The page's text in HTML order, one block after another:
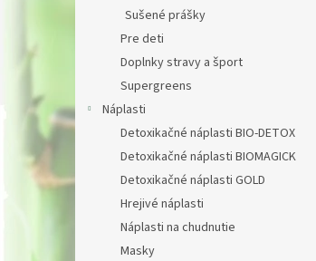
Sušené prášky
Pre deti
Doplnky stravy a šport
Supergreens
Náplasti
Detoxikačné náplasti BIO-DETOX
Detoxikačné náplasti BIOMAGICK
Detoxikačné náplasti GOLD
Hrejivé náplasti
Náplasti na chudnutie
Masky